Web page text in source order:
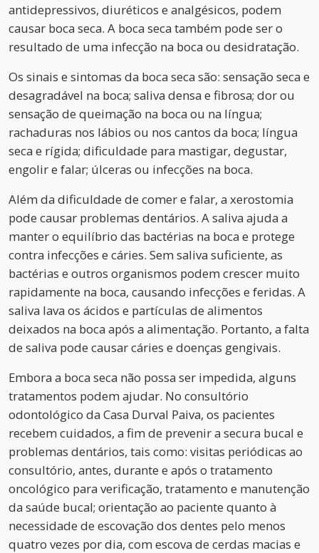
antidepressivos, diuréticos e analgésicos, podem
causar boca seca. A boca seca também pode ser o
resultado de uma infecção na boca ou desidratação.
Os sinais e sintomas da boca seca são: sensação seca e
desagradável na boca; saliva densa e fibrosa; dor ou
sensação de queimação na boca ou na língua;
rachaduras nos lábios ou nos cantos da boca; língua
seca e rígida; dificuldade para mastigar, degustar,
engolir e falar; úlceras ou infecções na boca.
Além da dificuldade de comer e falar, a xerostomia
pode causar problemas dentários. A saliva ajuda a
manter o equilíbrio das bactérias na boca e protege
contra infecções e cáries. Sem saliva suficiente, as
bactérias e outros organismos podem crescer muito
rapidamente na boca, causando infecções e feridas. A
saliva lava os ácidos e partículas de alimentos
deixados na boca após a alimentação. Portanto, a falta
de saliva pode causar cáries e doenças gengivais.
Embora a boca seca não possa ser impedida, alguns
tratamentos podem ajudar. No consultório
odontológico da Casa Durval Paiva, os pacientes
recebem cuidados, a fim de prevenir a secura bucal e
problemas dentários, tais como: visitas periódicas ao
consultório, antes, durante e após o tratamento
oncológico para verificação, tratamento e manutenção
da saúde bucal; orientação ao paciente quanto à
necessidade de escovação dos dentes pelo menos
quatro vezes por dia, com escova de cerdas macias e